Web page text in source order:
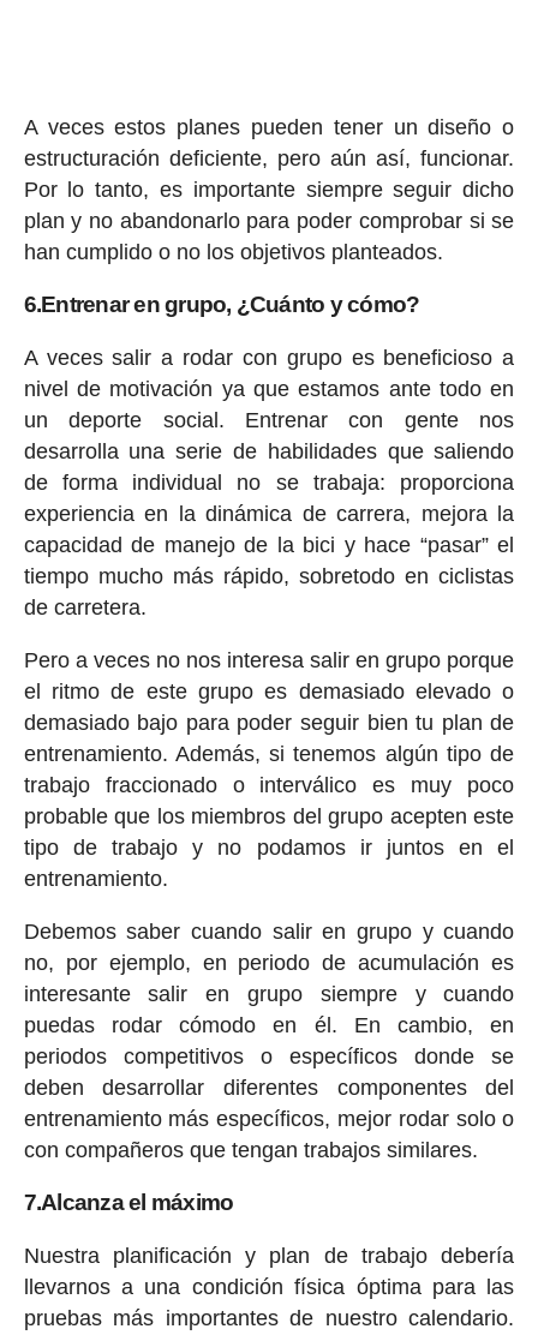
A veces estos planes pueden tener un diseño o
estructuración deficiente, pero aún así, funcionar.
Por lo tanto, es importante siempre seguir dicho
plan y no abandonarlo para poder comprobar si se
han cumplido o no los objetivos planteados.
6.Entrenar en grupo, ¿Cuánto y cómo?
A veces salir a rodar con grupo es beneficioso a
nivel de motivación ya que estamos ante todo en
un deporte social. Entrenar con gente nos
desarrolla una serie de habilidades que saliendo
de forma individual no se trabaja: proporciona
experiencia en la dinámica de carrera, mejora la
capacidad de manejo de la bici y hace “pasar” el
tiempo mucho más rápido, sobretodo en ciclistas
de carretera.
Pero a veces no nos interesa salir en grupo porque
el ritmo de este grupo es demasiado elevado o
demasiado bajo para poder seguir bien tu plan de
entrenamiento. Además, si tenemos algún tipo de
trabajo fraccionado o interválico es muy poco
probable que los miembros del grupo acepten este
tipo de trabajo y no podamos ir juntos en el
entrenamiento.
Debemos saber cuando salir en grupo y cuando
no, por ejemplo, en periodo de acumulación es
interesante salir en grupo siempre y cuando
puedas rodar cómodo en él. En cambio, en
periodos competitivos o específicos donde se
deben desarrollar diferentes componentes del
entrenamiento más específicos, mejor rodar solo o
con compañeros que tengan trabajos similares.
7.Alcanza el máximo
Nuestra planificación y plan de trabajo debería
llevarnos a una condición física óptima para las
pruebas más importantes de nuestro calendario.